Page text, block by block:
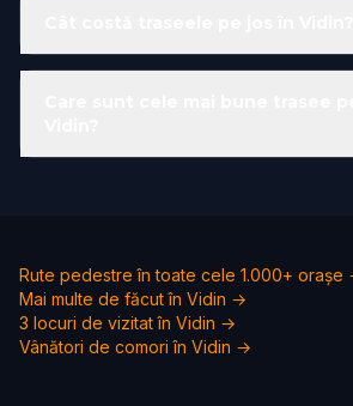
Rute pedestre în toate cele 1.000+ orașe
Mai multe de făcut în Vidin →
3 locuri de vizitat în Vidin →
Vânători de comori în Vidin →